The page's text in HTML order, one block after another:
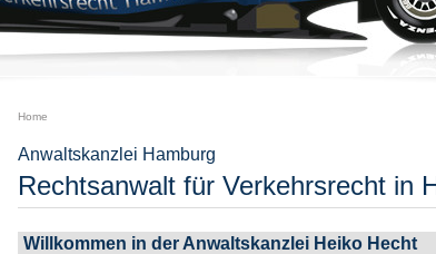
Home
Anwaltskanzlei Hamburg
Rechtsanwalt für Verkehrsrecht in
Willkommen in der Anwaltskanzlei Heiko Hecht